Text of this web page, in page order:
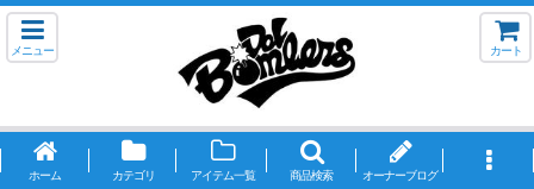
メニュー カート
ホーム カテゴリ アイテム一覧 商品検索 オーナーブログ